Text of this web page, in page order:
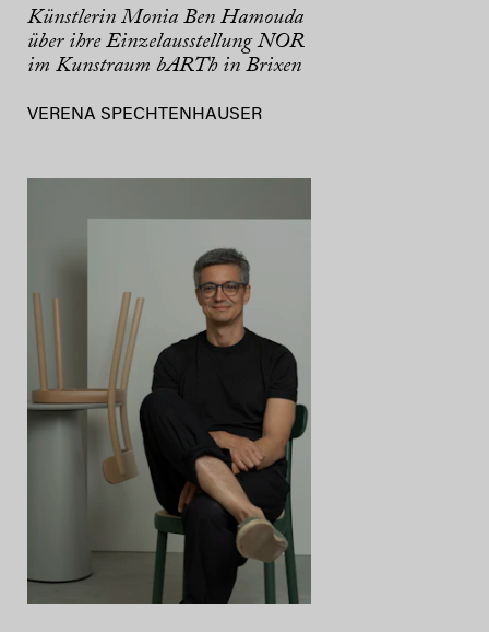
Künstlerin Monia Ben Hamouda
über ihre Einzelausstellung NOR
im Kunstraum bARTh in Brixen
VERENA SPECHTENHAUSER